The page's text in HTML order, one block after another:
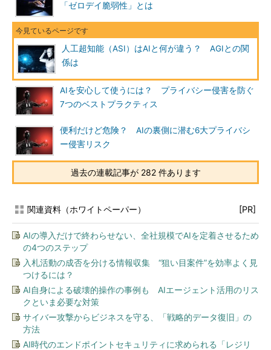
「ゼロデイ脆弱性」とは
人工超知能（ASI）はAIと何が違う？ AGIとの関
係は
AIを安心して使うには？ プライバシー侵害を防ぐ
7つのベストプラクティス
便利だけど危険？ AIの裏側に潜む6大プライバシ
ー侵害リスク
過去の連載記事が 282 件あります
関連資料（ホワイトペーパー） [PR]
AIの導入だけで終わらせない、全社規模でAIを定着させるため
の4つのステップ
入札活動の成否を分ける情報収集 “狙い目案件”を効率よく見
つけるには？
AI自身による破壊的操作の事例も AIエージェント活用のリス
クといま必要な対策
サイバー攻撃からビジネスを守る、「戦略的データ復旧」の
方法
AI時代のエンドポイントセキュリティに求められる「レジリ